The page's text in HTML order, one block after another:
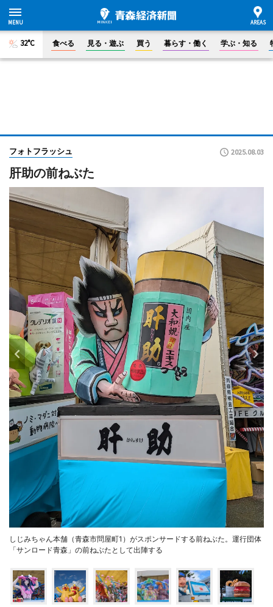
32°C 食べる 見る・遊ぶ 買う 暮らす・働く 学ぶ・知る
フォトフラッシュ 2025.08.03
肝助の前ねぶた
しじみちゃん本舗（青森市問屋町1）がスポンサードする前ねぶた。運行団体
「サンロード青森」の前ねぶたとして出陣する